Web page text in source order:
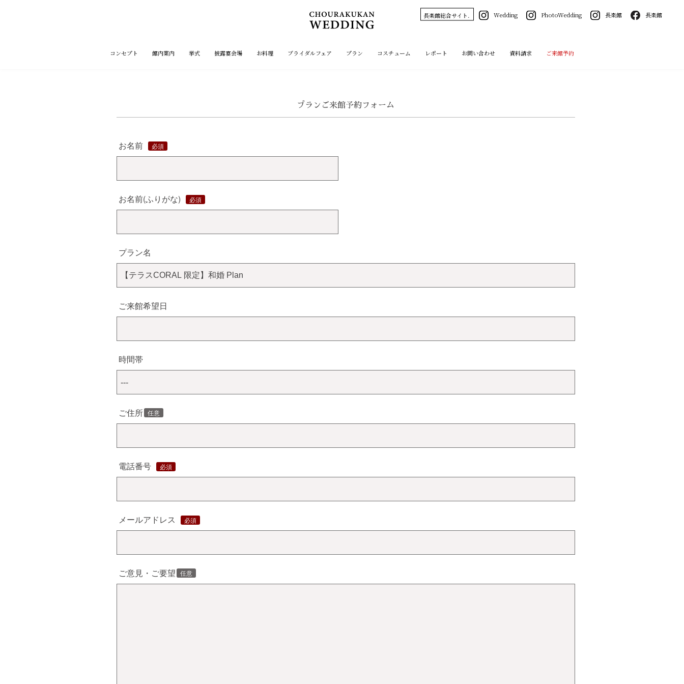
長楽館総合サイト. Wedding PhotoWedding 長楽館 長楽館
コンセプト 館内案内 挙式 披露宴会場 お料理 ブライダルフェア プラン コスチューム レポート お問い合わせ 資料請求 ご来館予約
プランご来館予約フォーム
お名前
お名前(ふりがな)
プラン名
ご来館希望日
時間帯
ご住所
電話番号
メールアドレス
ご意見・ご要望